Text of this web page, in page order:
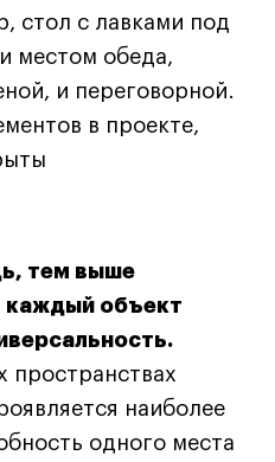
стол с лавками под
местом обеда,
и переговорной.
в проекте,
тем выше
каждый объект
пространствах
наиболее
одного места